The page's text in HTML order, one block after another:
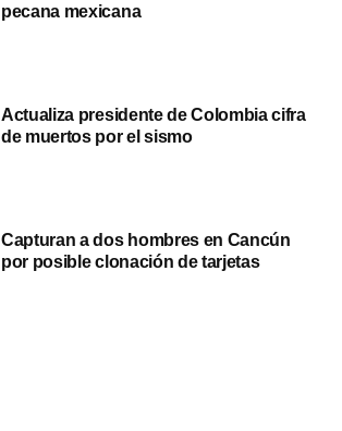
pecana mexicana
Actualiza presidente de Colombia cifra
de muertos por el sismo
Capturan a dos hombres en Cancún
por posible clonación de tarjetas